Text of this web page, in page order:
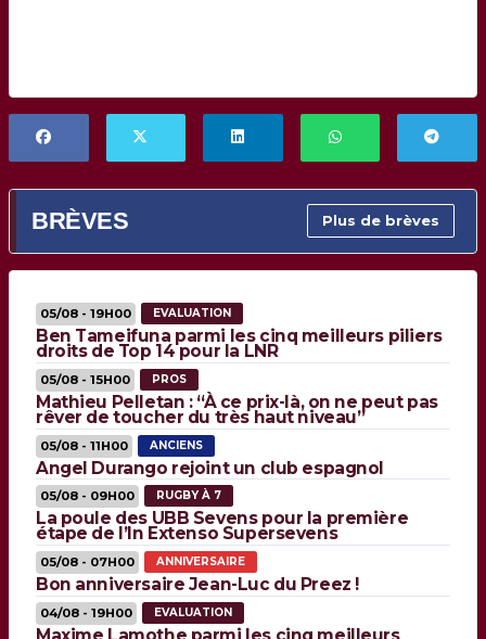
BRÈVES Plus de brèves
05/08 - 19H00 EVALUATION
Ben Tameifuna parmi les cinq meilleurs piliers
droits de Top 14 pour la LNR
05/08 - 15H00 PROS
Mathieu Pelletan : “À ce prix-là, on ne peut pas
rêver de toucher du très haut niveau”
05/08 - 11H00 ANCIENS
Angel Durango rejoint un club espagnol
05/08 - 09H00 RUGBY À 7
La poule des UBB Sevens pour la première
étape de l’In Extenso Supersevens
05/08 - 07H00 ANNIVERSAIRE
Bon anniversaire Jean-Luc du Preez !
04/08 - 19H00 EVALUATION